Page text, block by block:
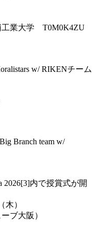
工業大学 T0M0K4ZU
w/ RIKENチーム
Branch team w/
2026[3]内で授賞式が開
木）
ブ大阪）